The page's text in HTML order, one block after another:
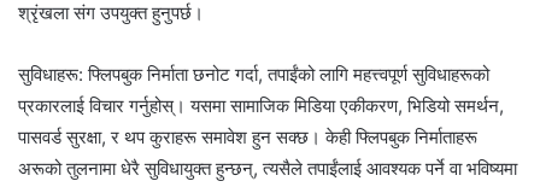
श्रृंखला संग उपयुक्त हुनुपर्छ।
सुविधाहरू: फ्लिपबुक निर्माता छनोट गर्दा, तपाईंको लागि महत्त्वपूर्ण सुविधाहरूको
प्रकारलाई विचार गर्नुहोस्। यसमा सामाजिक मिडिया एकीकरण, भिडियो समर्थन,
पासवर्ड सुरक्षा, र थप कुराहरू समावेश हुन सक्छ। केही फ्लिपबुक निर्माताहरू
अरूको तुलनामा धेरै सुविधायुक्त हुन्छन्, त्यसैले तपाईंलाई आवश्यक पर्ने वा भविष्यमा